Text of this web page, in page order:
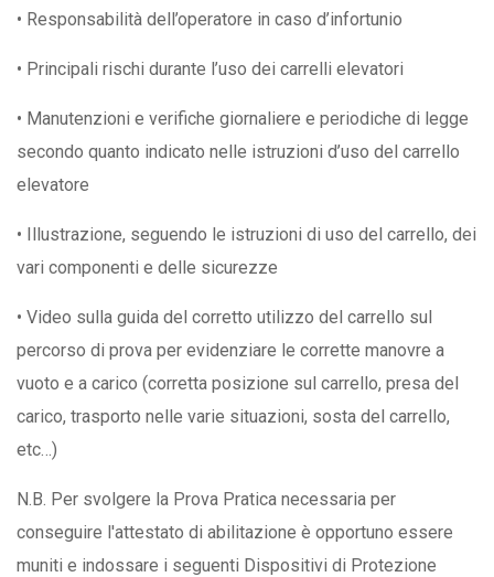
• Responsabilità dell’operatore in caso d’infortunio
• Principali rischi durante l’uso dei carrelli elevatori
• Manutenzioni e verifiche giornaliere e periodiche di legge
secondo quanto indicato nelle istruzioni d’uso del carrello
elevatore
• Illustrazione, seguendo le istruzioni di uso del carrello, dei
vari componenti e delle sicurezze
• Video sulla guida del corretto utilizzo del carrello sul
percorso di prova per evidenziare le corrette manovre a
vuoto e a carico (corretta posizione sul carrello, presa del
carico, trasporto nelle varie situazioni, sosta del carrello,
etc…)
N.B. Per svolgere la Prova Pratica necessaria per
conseguire l'attestato di abilitazione è opportuno essere
muniti e indossare i seguenti Dispositivi di Protezione